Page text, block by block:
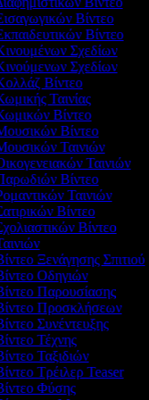
Βίντεο
Βίντεο
Σχεδίων
Σχεδίων
Βίντεο
Ταινίας
Βίντεο
Βίντεο
Ταινιών
Ταινιών
Βίντεο
Ταινιών
Βίντεο
Βίντεο
Ξενάγησης Σπιτιού
Οδηγιών
Παρουσίασης
Προσκλήσεων
Συνέντευξης
Τέχνης
Ταξιδιών
Τρέιλερ Teaser
Φύσης